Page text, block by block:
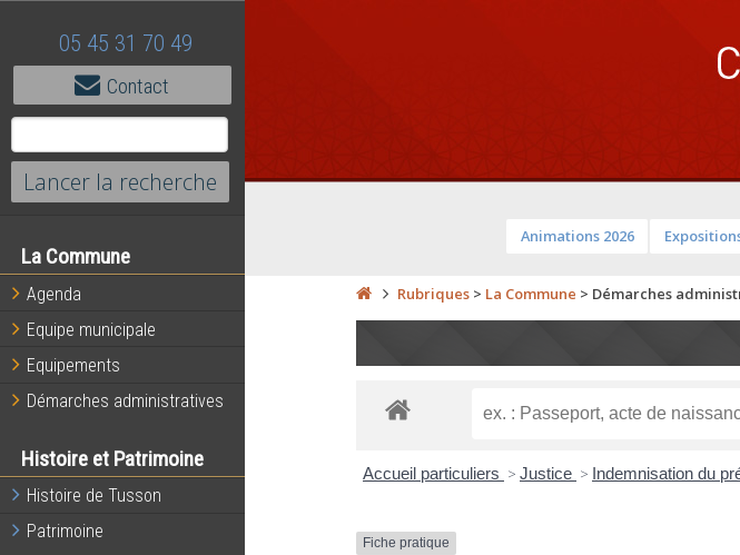
05 45 31 70 49
Contact
La Commune
Agenda
Equipe municipale
Equipements
Démarches administratives
Histoire et Patrimoine
Histoire de Tusson
Patrimoine
Animations 2026
Rubriques> La Commune > Démarches
Accueil particuliers > Justice > Indemnisation du
Fiche pratique